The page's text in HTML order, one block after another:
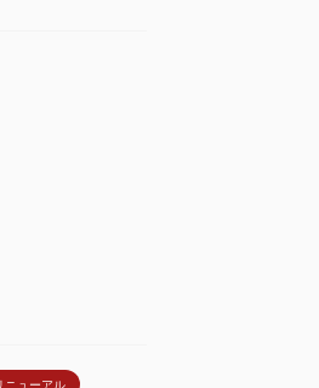
ニューアル